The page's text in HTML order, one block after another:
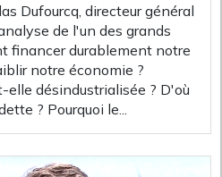
Dufourcq, directeur général
de l'un des grands
financer durablement notre
notre économie ?
elle désindustrialisée ? D'où
? Pourquoi le...